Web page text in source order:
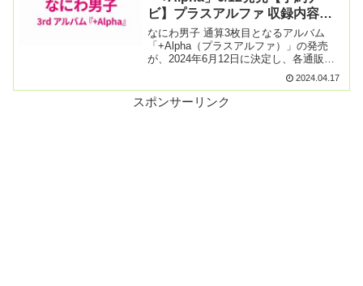
ビ】プラスアルファ 収録内容＆
特典まとめ ツアーに期待の声
も！
なにわ男子 通算3枚目となるアルバム
「+Alpha（プラスアルファ）」の発売
が、2024年6月12日に決定し、各通販サ
イトでは予約受付が開始しました。アル
バムリリースに伴い、ツアーの発表が待
ち遠しいファンの声も続々とあがってい
ます。なにわ男【続きを読む】
2024.04.17
スポンサーリンク